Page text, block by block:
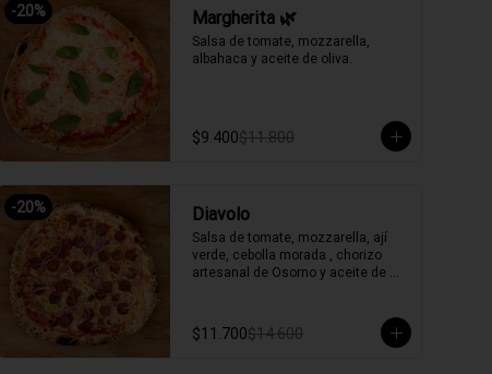
-20% Margherita 🌿
Salsa de tomate, mozzarella,
albahaca y aceite de oliva.
$9.400$11.800
-20% Diavolo
Salsa de tomate, mozzarella, ají
verde, cebolla morada , chorizo
artesanal de Osorno y aceite de
$11.700$14.600